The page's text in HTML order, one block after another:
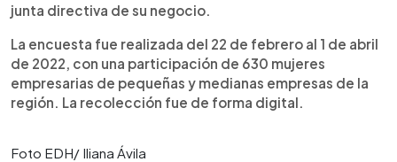
junta directiva de su negocio.
La encuesta fue realizada del 22 de febrero al 1 de abril
de 2022, con una participación de 630 mujeres
empresarias de pequeñas y medianas empresas de la
región. La recolección fue de forma digital.
Foto EDH/ Iliana Ávila